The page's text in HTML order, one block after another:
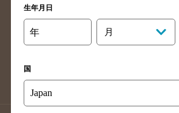
高知県のバー検索
長崎県のバー検索
佐賀県
大分県のバー検索
熊本県
沖縄県のバー検索
生年月日
年 月
国